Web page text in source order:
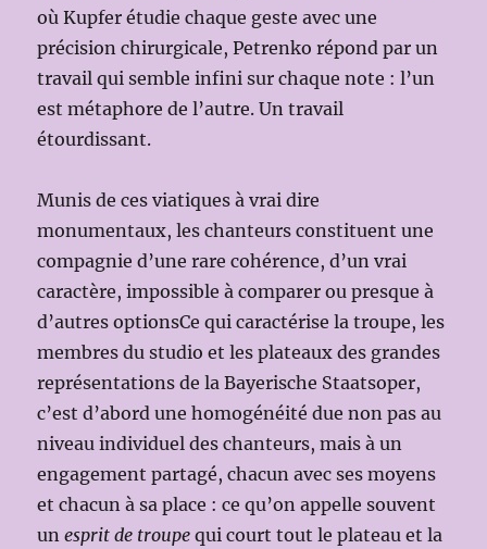
où Kupfer étudie chaque geste avec une
précision chirurgicale, Petrenko répond par un
travail qui semble infini sur chaque note : l’un
est métaphore de l’autre. Un travail
étourdissant.
Munis de ces viatiques à vrai dire
monumentaux, les chanteurs constituent une
compagnie d’une rare cohérence, d’un vrai
caractère, impossible à comparer ou presque à
d’autres optionsCe qui caractérise la troupe, les
membres du studio et les plateaux des grandes
représentations de la Bayerische Staatsoper,
c’est d’abord une homogénéité due non pas au
niveau individuel des chanteurs, mais à un
engagement partagé, chacun avec ses moyens
et chacun à sa place : ce qu’on appelle souvent
unesprit de troupe qui court tout le plateau et la